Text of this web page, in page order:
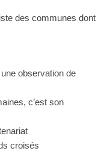
des communes dont
observation de
c’est son
croisés